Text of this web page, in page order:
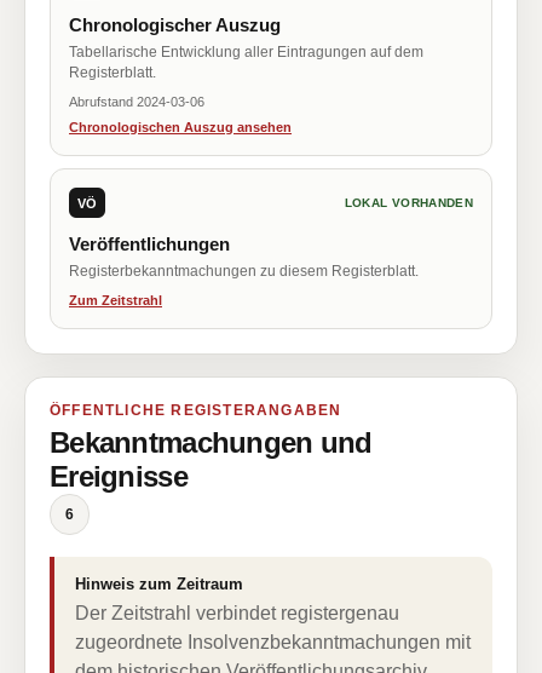
Chronologischer Auszug
Tabellarische Entwicklung aller Eintragungen auf dem
Registerblatt.
Abrufstand 2024-03-06
Chronologischen Auszug ansehen
VÖ LOKAL VORHANDEN
Veröffentlichungen
Registerbekanntmachungen zu diesem Registerblatt.
Zum Zeitstrahl
ÖFFENTLICHE REGISTERANGABEN
Bekanntmachungen und
Ereignisse
6
Hinweis zum Zeitraum
Der Zeitstrahl verbindet registergenau
zugeordnete Insolvenzbekanntmachungen mit